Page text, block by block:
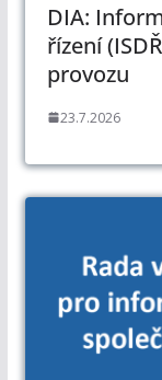
DIA:
řízení
provozu
23.7.2026